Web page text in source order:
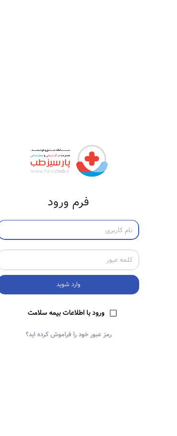
فرم ورود
وارد شوید
ورود با اطلاعات بیمه سلامت
رمز عبور خود را فراموش کرده اید؟